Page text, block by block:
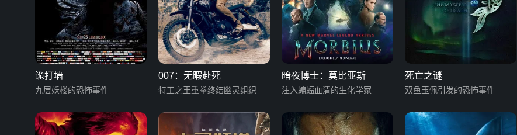
诡打墙
九层妖楼的恐怖事件
007：无暇赴死
特工之王重拳终结幽灵组织
暗夜博士：莫比亚斯
注入蝙蝠血清的生化学家
死亡之谜
双鱼玉佩引发的恐怖事件